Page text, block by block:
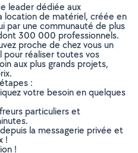
leader dédiée aux
location de matériel, créée en
par une communauté de plus
300 000 professionnels.
proche de chez vous un
pour réaliser toutes vos
aux plus grands projets,
:
votre besoin en quelques
particuliers et
la messagerie privée et
!
!